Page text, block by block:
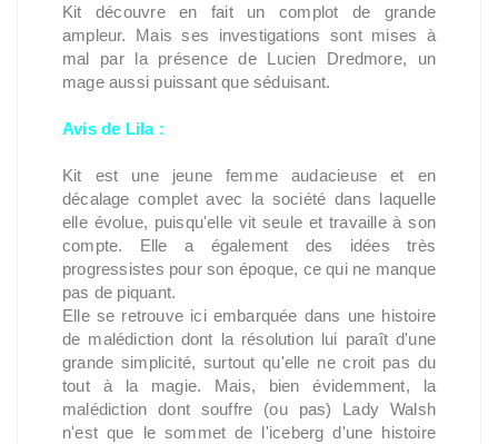
Kit découvre en fait un complot de grande
ampleur. Mais ses investigations sont mises à
mal par la présence de Lucien Dredmore, un
mage aussi puissant que séduisant.
Avis de Lila :
Kit est une jeune femme audacieuse et en
décalage complet avec la société dans laquelle
elle évolue, puisqu'elle vit seule et travaille à son
compte. Elle a également des idées très
progressistes pour son époque, ce qui ne manque
pas de piquant.
Elle se retrouve ici embarquée dans une histoire
de malédiction dont la résolution lui paraît d'une
grande simplicité, surtout qu'elle ne croit pas du
tout à la magie. Mais, bien évidemment, la
malédiction dont souffre (ou pas) Lady Walsh
n'est que le sommet de l'iceberg d'une histoire